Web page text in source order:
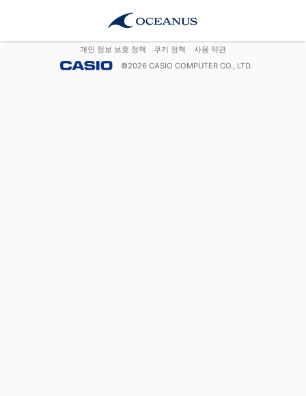
개인 정보 보호 정책 쿠키 정책
사용 약관
©2026 CASIO COMPUTER CO., LTD.